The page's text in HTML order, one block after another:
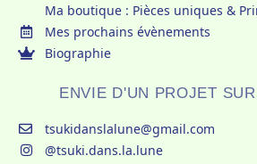
Ma boutique : Pièces uniques &
Mes prochains évènements
Biographie
ENVIE D'UN PROJET
tsukidanslalune@gmail.com
@tsuki.dans.la.lune